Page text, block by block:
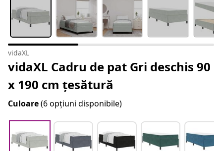
vidaXL
vidaXL Cadru de pat Gri deschis 90
x 190 cm țesătură
Culoare(6 opțiuni disponibile)